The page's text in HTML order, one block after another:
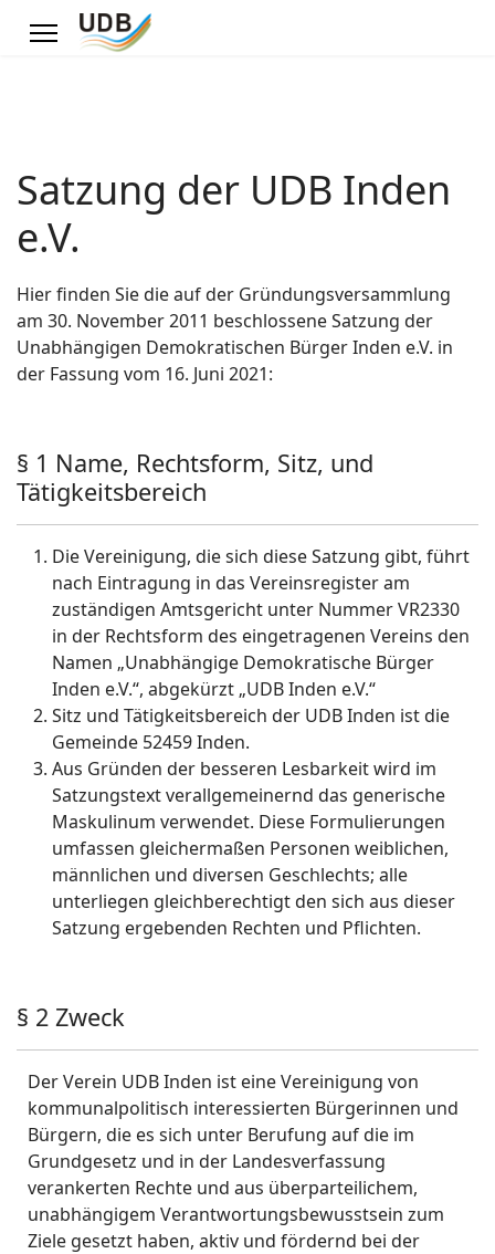
Satzung der UDB Inden
e.V.
Hier finden Sie die auf der Gründungsversammlung
am 30. November 2011 beschlossene Satzung der
Unabhängigen Demokratischen Bürger Inden e.V. in
der Fassung vom 16. Juni 2021:
§ 1 Name, Rechtsform, Sitz, und
Tätigkeitsbereich
Die Vereinigung, die sich diese Satzung gibt, führt
nach Eintragung in das Vereinsregister am
zuständigen Amtsgericht unter Nummer VR2330
in der Rechtsform des eingetragenen Vereins den
Namen „Unabhängige Demokratische Bürger
Inden e.V.“, abgekürzt „UDB Inden e.V.“
Sitz und Tätigkeitsbereich der UDB Inden ist die
Gemeinde 52459 Inden.
Aus Gründen der besseren Lesbarkeit wird im
Satzungstext verallgemeinernd das generische
Maskulinum verwendet. Diese Formulierungen
umfassen gleichermaßen Personen weiblichen,
männlichen und diversen Geschlechts; alle
unterliegen gleichberechtigt den sich aus dieser
Satzung ergebenden Rechten und Pflichten.
§ 2 Zweck
Der Verein UDB Inden ist eine Vereinigung von
kommunalpolitisch interessierten Bürgerinnen und
Bürgern, die es sich unter Berufung auf die im
Grundgesetz und in der Landesverfassung
verankerten Rechte und aus überparteilichem,
unabhängigem Verantwortungsbewusstsein zum
Ziele gesetzt haben, aktiv und fördernd bei der